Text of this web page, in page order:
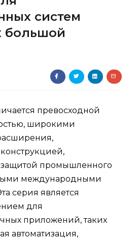
систем
большой
превосходной
широкими
промышленного
международными
серия является
для
приложений, таких
автоматизация,